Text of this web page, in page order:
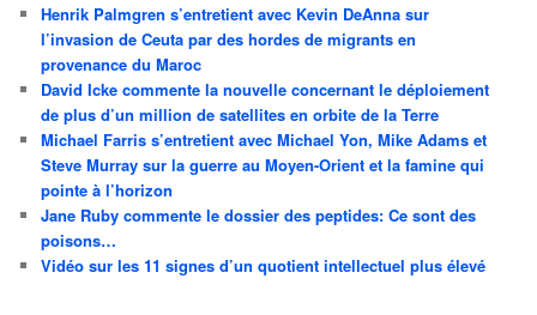
Henrik Palmgren s’entretient avec Kevin DeAnna sur
l’invasion de Ceuta par des hordes de migrants en
provenance du Maroc
David Icke commente la nouvelle concernant le déploiement
de plus d’un million de satellites en orbite de la Terre
Michael Farris s’entretient avec Michael Yon, Mike Adams et
Steve Murray sur la guerre au Moyen-Orient et la famine qui
pointe à l’horizon
Jane Ruby commente le dossier des peptides: Ce sont des
poisons…
Vidéo sur les 11 signes d’un quotient intellectuel plus élevé